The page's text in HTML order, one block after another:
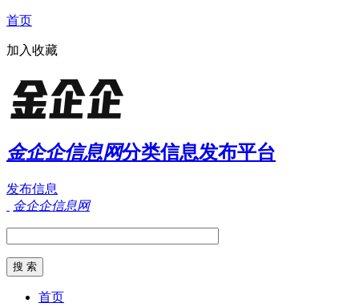
首页
加入收藏
金企企信息网分类信息发布平台
发布信息
金企企信息网
首页